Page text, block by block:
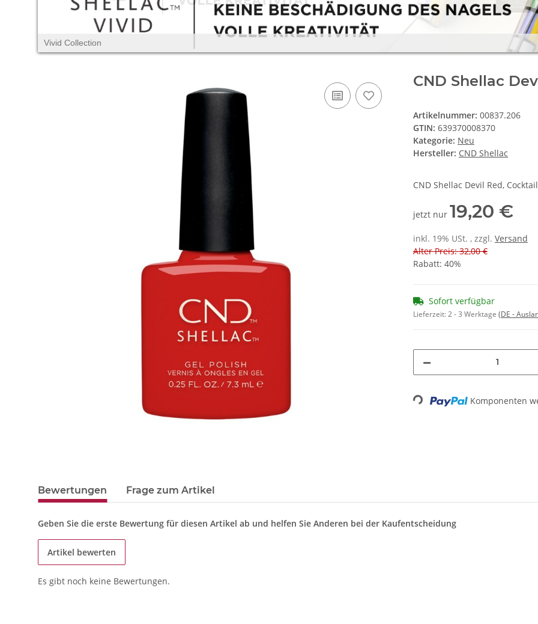
Vivid Collection
CND Shellac
Artikelnummer: 00837.206
GTIN: 639370008370
Kategorie: Neu
Hersteller: CND Shellac
CND Shellac Devil Red,
jetzt nur 19,20 €
inkl. 19% USt. , zzgl. Versand
Alter Preis: 32,00 €
Rabatt: 40%
Sofort verfügbar
Lieferzeit:2 - 3 Werktage (DE -
Loading... Komponenten
Bewertungen Frage zum Artikel
Geben Sie die erste Bewertung für diesen Artikel ab und helfen Sie Anderen bei der Kaufentscheidung
Artikel bewerten
Es gibt noch keine Bewertungen.